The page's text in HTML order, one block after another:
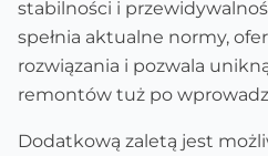
stabilności i
spełnia aktualne normy,
rozwiązania i pozwala
remontów tuż po
Dodatkową zaletą jest